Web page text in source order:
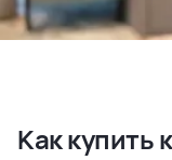
Как купить